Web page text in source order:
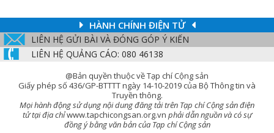
HÀNH CHÍNH ĐIỆN TỬ
LIÊN HỆ GỬI BÀI VÀ ĐÓNG GÓP Ý KIẾN
LIÊN HỆ QUẢNG CÁO: 080 46138
@Bản quyền thuộc về Tạp chí Cộng sản
Giấy phép số 436/GP-BTTTT ngày 14-10-2019 của Bộ Thông tin và
Truyền thông.
Mọi hành động sử dụng nội dung đăng tải trên Tạp chí Cộng sản điện
tử tại địa chỉwww.tapchicongsan.org.vn phải dẫn nguồn và có sự
đồng ý bằng văn bản của Tạp chí Cộng sản